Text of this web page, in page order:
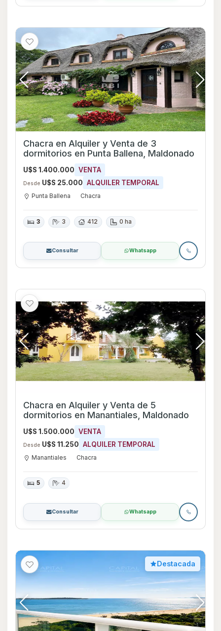
Chacra en Alquiler y Venta de 3
dormitorios en Punta Ballena, Maldonado
U$S 1.400.000 VENTA
Desde U$S 25.000 ALQUILER TEMPORAL
Punta Ballena Chacra
3 3 412 0 ha
Consultar Whatsapp
Chacra en Alquiler y Venta de 5
dormitorios en Manantiales, Maldonado
U$S 1.500.000 VENTA
Desde U$S 11.250 ALQUILER TEMPORAL
Manantiales Chacra
5 4
Consultar Whatsapp
Destacada